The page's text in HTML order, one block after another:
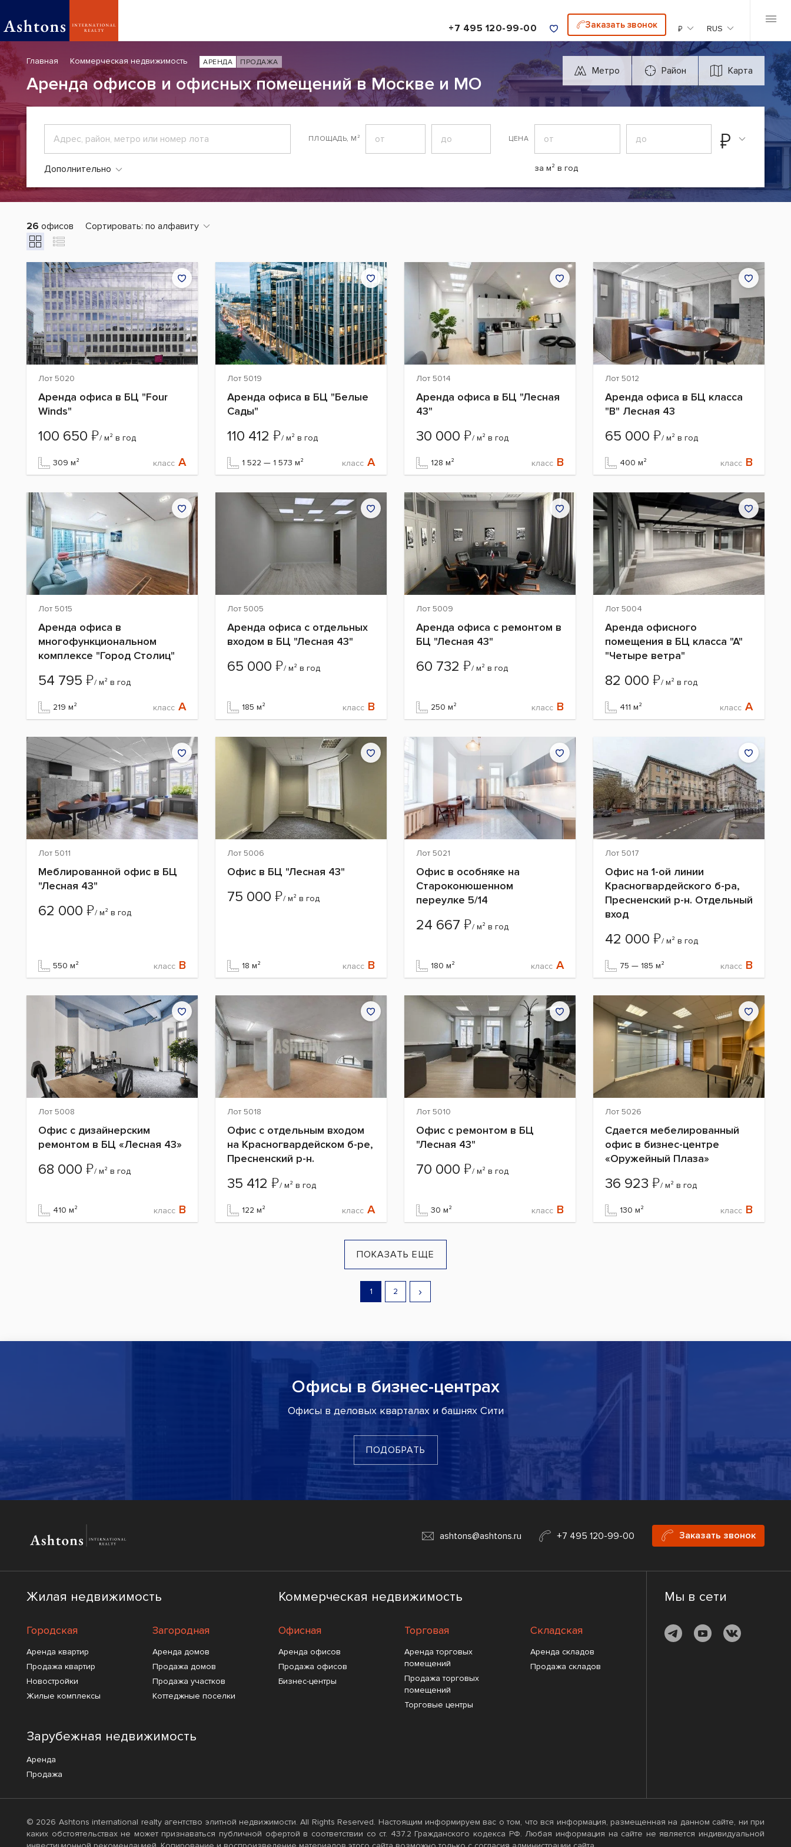
+7 495 120-99-00 Заказать звонок ₽ RUS
Метро Район Карта
Главная Коммерческая недвижимость АРЕНДА ПРОДАЖА
Аренда офисов и офисных помещений в Москве и МО
ПЛОЩАДЬ, М² ЦЕНА ₽
за м² в год
Дополнительно
26 офисов Сортировать: по алфавиту
Лот 5020
Аренда офиса в БЦ "Four
Winds"
100 650 ₽/ м² в год
309 м² класс A
Лот 5019
Аренда офиса в БЦ "Белые
Сады"
110 412 ₽/ м² в год
1 522 — 1 573 м² класс A
Лот 5014
Аренда офиса в БЦ "Лесная
43"
30 000 ₽/ м² в год
128 м² класс B
Лот 5012
Аренда офиса в БЦ класса
"B" Лесная 43
65 000 ₽/ м² в год
400 м² класс B
Лот 5015
Аренда офиса в
многофункциональном
комплексе "Город Столиц"
54 795 ₽/ м² в год
219 м² класс A
Лот 5005
Аренда офиса с отдельных
входом в БЦ "Лесная 43"
65 000 ₽/ м² в год
185 м² класс B
Лот 5009
Аренда офиса с ремонтом в
БЦ "Лесная 43"
60 732 ₽/ м² в год
250 м² класс B
Лот 5004
Аренда офисного
помещения в БЦ класса "А"
"Четыре ветра"
82 000 ₽/ м² в год
411 м² класс A
Лот 5011
Меблированной офис в БЦ
"Лесная 43"
62 000 ₽/ м² в год
550 м² класс B
Лот 5006
Офис в БЦ "Лесная 43"
75 000 ₽/ м² в год
18 м² класс B
Лот 5021
Офис в особняке на
Староконюшенном
переулке 5/14
24 667 ₽/ м² в год
180 м² класс A
Лот 5017
Офис на 1-ой линии
Красногвардейского б-ра,
Пресненский р-н. Отдельный
вход
42 000 ₽/ м² в год
75 — 185 м² класс B
Лот 5008
Офис с дизайнерским
ремонтом в БЦ «Лесная 43»
68 000 ₽/ м² в год
410 м² класс B
Лот 5018
Офис с отдельным входом
на Красногвардейском б-ре,
Пресненский р-н.
35 412 ₽/ м² в год
122 м² класс A
Лот 5010
Офис с ремонтом в БЦ
"Лесная 43"
70 000 ₽/ м² в год
30 м² класс B
Лот 5026
Сдается мебелированный
офис в бизнес-центре
«Оружейный Плаза»
36 923 ₽/ м² в год
130 м² класс B
ПОКАЗАТЬ ЕЩЕ
1 2 ›
Офисы в бизнес-центрах
Офисы в деловых кварталах и башнях Сити
ПОДОБРАТЬ
ashtons@ashtons.ru +7 495 120-99-00 Заказать звонок
Жилая недвижимость
Городская
Аренда квартир
Продажа квартир
Новостройки
Жилые комплексы
Загородная
Аренда домов
Продажа домов
Продажа участков
Коттеджные поселки
Коммерческая недвижимость
Офисная
Аренда офисов
Продажа офисов
Бизнес-центры
Торговая
Аренда торговых
помещений
Продажа торговых
помещений
Торговые центры
Складская
Аренда складов
Продажа складов
Зарубежная недвижимость
Аренда
Продажа
Мы в сети
© 2026 Ashtons international realty агентство элитной недвижимости. All Rights Reserved. Настоящим информируем вас о том, что вся информация, размещенная на данном сайте, ни при
каких обстоятельствах не может признаваться публичной офертой в соответствии со ст. 437.2 Гражданского кодекса РФ. Любая информация на сайте не является индивидуальной